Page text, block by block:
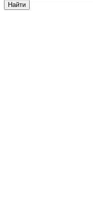
Найти